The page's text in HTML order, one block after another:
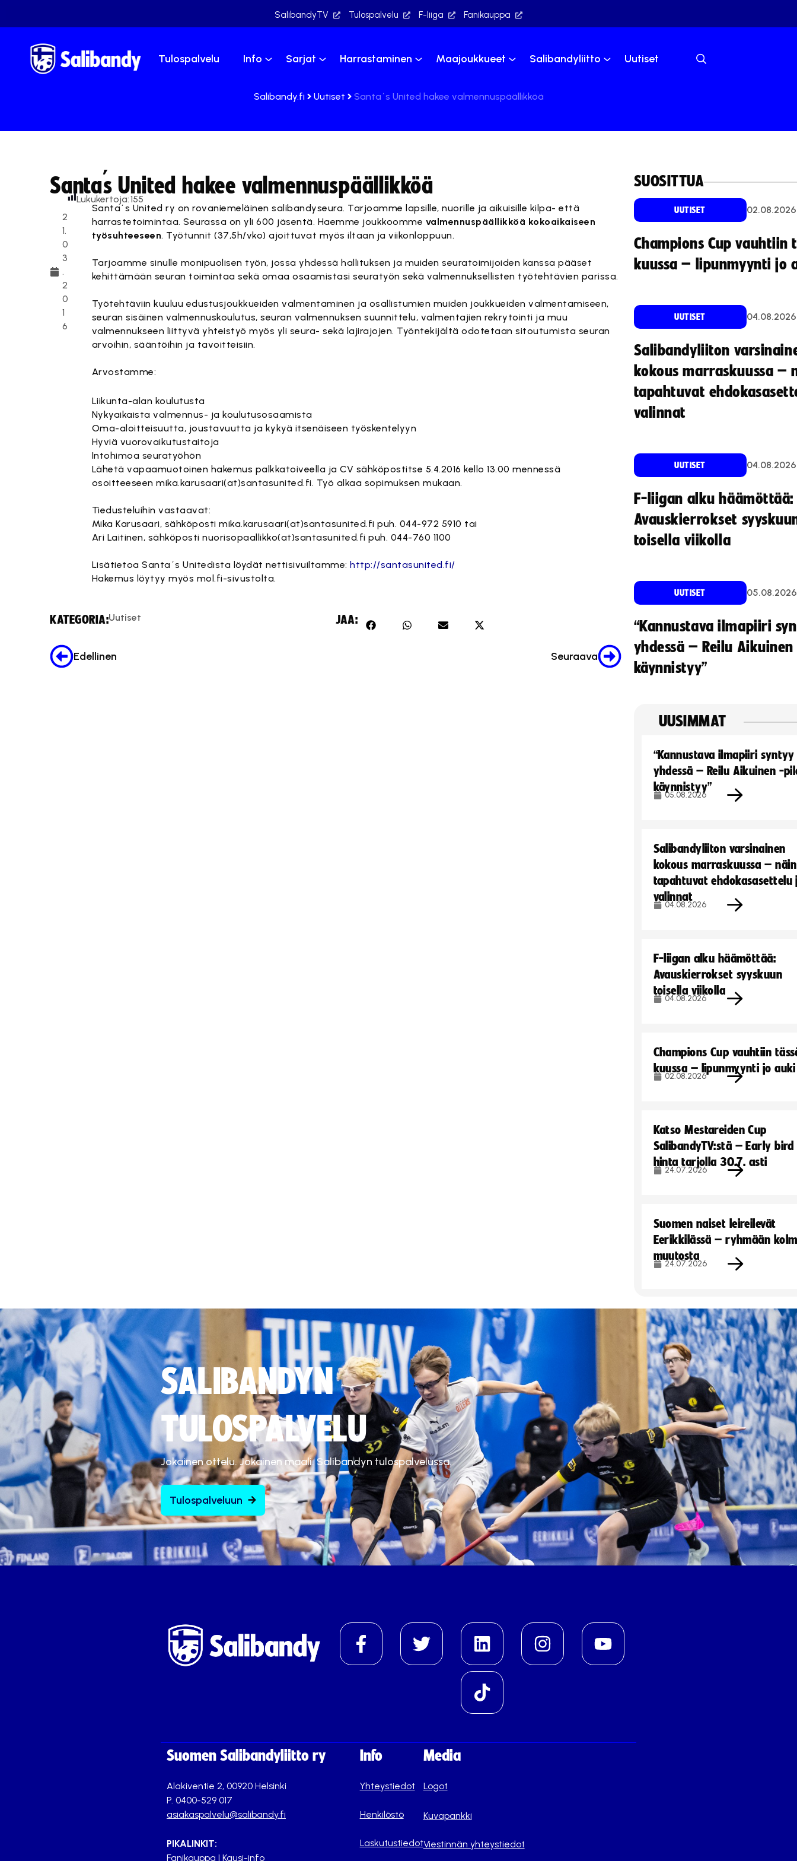
SalibandyTV Tulospalvelu F-liiga Fanikauppa
Tulospalvelu Info Sarjat Harrastaminen Maajoukkueet Salibandyliitto Uutiset
Salibandy.fi Uutiset Santa´s United hakee valmennuspäällikköä
Santa´s United hakee valmennuspäällikköä
2
1.
0
3
.
2
0
1
6
Lukukertoja:155
Santa´s United ry on rovaniemeläinen salibandyseura. Tarjoamme lapsille, nuorille ja aikuisille kilpa- että
harrastetoimintaa. Seurassa on yli 600 jäsentä. Haemme joukkoomme valmennuspäällikköä kokoaikaiseen
työsuhteeseen. Työtunnit (37,5h/vko) ajoittuvat myös iltaan ja viikonloppuun.
Tarjoamme sinulle monipuolisen työn, jossa yhdessä hallituksen ja muiden seuratoimijoiden kanssa pääset
kehittämään seuran toimintaa sekä omaa osaamistasi seuratyön sekä valmennuksellisten työtehtävien parissa.
Työtehtäviin kuuluu edustusjoukkueiden valmentaminen ja osallistumien muiden joukkueiden valmentamiseen,
seuran sisäinen valmennuskoulutus, seuran valmennuksen suunnittelu, valmentajien rekrytointi ja muu
valmennukseen liittyvä yhteistyö myös yli seura- sekä lajirajojen. Työntekijältä odotetaan sitoutumista seuran
arvoihin, sääntöihin ja tavoitteisiin.
Arvostamme:
Liikunta-alan koulutusta
Nykyaikaista valmennus- ja koulutusosaamista
Oma-aloitteisuutta, joustavuutta ja kykyä itsenäiseen työskentelyyn
Hyviä vuorovaikutustaitoja
Intohimoa seuratyöhön
Lähetä vapaamuotoinen hakemus palkkatoiveella ja CV sähköpostitse 5.4.2016 kello 13.00 mennessä
osoitteeseenmika.karusaari(at)santasunited.fi. Työ alkaa sopimuksen mukaan.
Tiedusteluihin vastaavat:
Mika Karusaari, sähköpostimika.karusaari(at)santasunited.fi puh. 044-972 5910 tai
Ari Laitinen, sähköpostinuorisopaallikko(at)santasunited.fi puh. 044-760 1100
Lisätietoa Santa´s Unitedista löydät nettisivuiltamme:http://santasunited.fi/
Hakemus löytyy myös mol.fi-sivustolta.
KATEGORIA:Uutiset JAA:
Edellinen Seuraava
SUOSITTUA
UUTISET 02.08.2026
Champions Cup vauhtiin
kuussa – lipunmyynti jo
UUTISET 04.08.2026
Salibandyliiton
kokous marraskuussa –
tapahtuvat
valinnat
UUTISET 04.08.2026
F-liigan alku häämöttää:
Avauskierrokset
toisella viikolla
UUTISET 05.08.2026
“Kannustava ilmapiiri
yhdessä – Reilu
käynnistyy”
UUSIMMAT
“Kannustava ilmapiiri syntyy
yhdessä – Reilu Aikuinen -
käynnistyy”
05.08.2026
Salibandyliiton varsinainen
kokous marraskuussa – näin
tapahtuvat ehdokasasettelu
valinnat
04.08.2026
F-liigan alku häämöttää:
Avauskierrokset syyskuun
toisella viikolla
04.08.2026
Champions Cup vauhtiin
kuussa – lipunmyynti jo auki
02.08.2026
Katso Mestareiden Cup
SalibandyTV:stä – Early
hinta tarjolla 30.7. asti
24.07.2026
Suomen naiset leireilevät
Eerikkilässä – ryhmään
muutosta
24.07.2026
SALIBANDYN
TULOSPALVELU
Jokainen ottelu. Jokainen maali. Salibandyn tulospalvelussa.
Tulospalveluun
Suomen Salibandyliitto ry
Alakiventie 2, 00920 Helsinki
P. 0400-529 017
asiakaspalvelu@salibandy.fi
PIKALINKIT:
Fanikauppa | Kausi-info
Info
Yhteystiedot
Henkilöstö
Laskutustiedot
Media
Logot
Kuvapankki
Viestinnän yhteystiedot